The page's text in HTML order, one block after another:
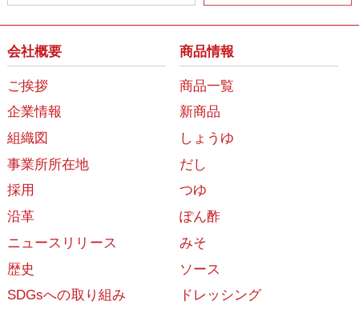
会社概要
ご挨拶
企業情報
組織図
事業所所在地
採用
沿革
ニュースリリース
歴史
SDGsへの取り組み
商品情報
商品一覧
新商品
しょうゆ
だし
つゆ
ぽん酢
みそ
ソース
ドレッシング